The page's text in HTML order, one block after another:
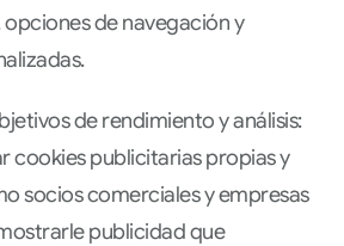
de navegación y
de rendimiento y análisis:
cookies publicitarias propias y
socios comerciales y empresas
publicidad que